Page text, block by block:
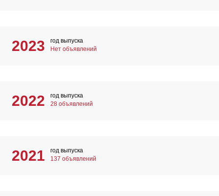
2023
год выпуска
Нет объявлений
2022
год выпуска
28 объявлений
2021
год выпуска
137 объявлений